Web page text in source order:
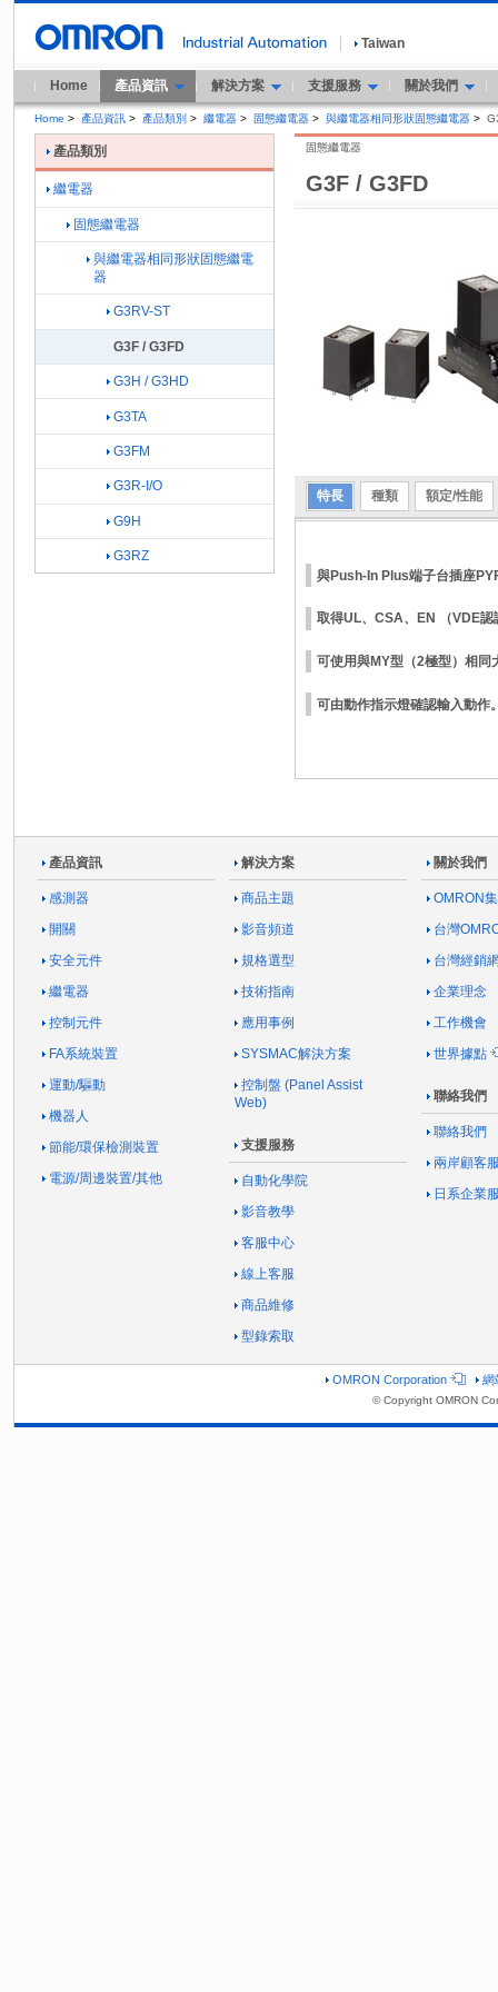
Taiwan
Home 產品資訊 解決方案 支援服務 關於我們
Home > 產品資訊 > 產品類別 > 繼電器 > 固態繼電器 > 與繼電器相同形狀固態繼電器 >
G3F / G3FD
固態繼電器
特長 種類 額定/性能
與Push-In Plus端子台插座
取得UL、CSA、EN （VDE認
可使用與MY型（2極型）相同
可由動作指示燈確認輸入動作
產品類別
繼電器
固態繼電器
與繼電器相同形狀固態繼電
器
G3RV-ST
G3F / G3FD
G3H / G3HD
G3TA
G3FM
G3R-I/O
G9H
G3RZ
產品資訊
感測器
開關
安全元件
繼電器
控制元件
FA系統裝置
運動/驅動
機器人
節能/環保檢測裝置
電源/周邊裝置/其他
解決方案
商品主題
影音頻道
規格選型
技術指南
應用事例
SYSMAC解決方案
控制盤 (Panel Assist
Web)
支援服務
自動化學院
影音教學
客服中心
線上客服
商品維修
型錄索取
關於我們
OMRON
台灣
台灣經銷
企業理念
工作機會
世界據點
聯絡我們
聯絡我們
兩岸顧客
日系企業
OMRON Corporation 網
© Copyright OMRON